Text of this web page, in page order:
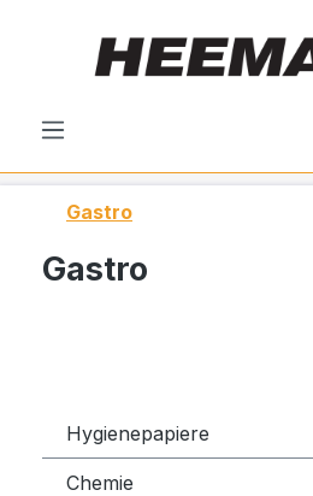
Gastro
Gastro
Hygienepapiere
Chemie